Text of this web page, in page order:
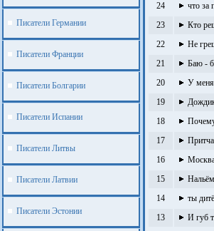
Писатели Германии
Писатели Франции
Писатели Болгарии
Писатели Испании
Писатели Литвы
Писатели Латвии
Писатели Эстонии
24
что за
23
Кто
22
Не
21
Баю -
20
У меня
19
18
17
16
15
14
ты дитё
13
И губ